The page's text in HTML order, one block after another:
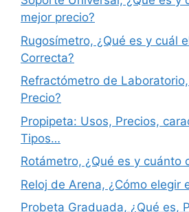
mejor precio?
Rugosímetro, ¿Qué es y cuál
Correcta?
Refractómetro de
Precio?
Propipeta: Usos, Precios,
Tipos…
Rotámetro, ¿Qué es y cuánto
Reloj de Arena, ¿Cómo elegir
Probeta Graduada, ¿Qué es,